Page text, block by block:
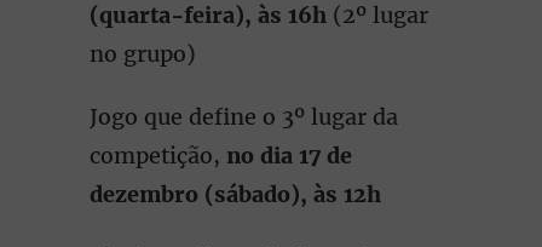
(quarta-feira), às 16h (2º lugar
no grupo)
Jogo que define o 3º lugar da
competição, no dia 17 de
dezembro (sábado), às 12h